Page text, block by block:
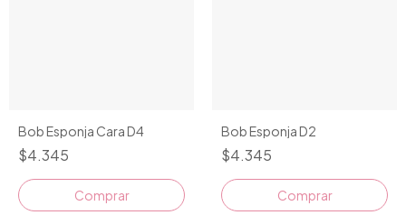
Bob Esponja Cara D4
$4.345
Comprar
Bob Esponja D2
$4.345
Comprar